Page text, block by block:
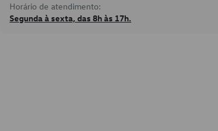
Horário de atendimento:
Segunda à sexta, das 8h às 17h.